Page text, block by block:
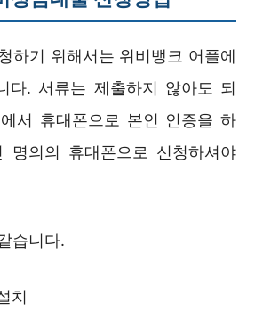
하기 위해서는 위비뱅크 어플에
다. 서류는 제출하지 않아도 되
서 휴대폰으로 본인 인증을 하
명의의 휴대폰으로 신청하셔야
습니다.
치